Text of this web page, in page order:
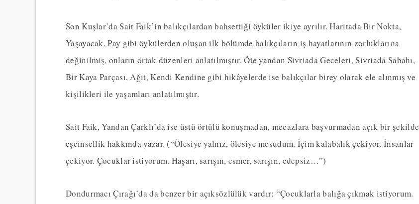
Son Kuşlar’da Sait Faik’in balıkçılardan bahsettiği öyküler ikiye ayrılır. Haritada Bir Nokta,
Yaşayacak, Pay gibi öykülerden oluşan ilk bölümde balıkçıların iş hayatlarının zorluklarına
değinilmiş, onların ortak düzenleri anlatılmıştır. Öte yandan Sivriada Geceleri, Sivriada Sabahı,
Bir Kaya Parçası, Ağıt, Kendi Kendine gibi hikâyelerde ise balıkçılar birey olarak ele alınmış ve
kişilikleri ile yaşamları anlatılmıştır.
Sait Faik, Yandan Çarklı’da ise üstü örtülü konuşmadan, mecazlara başvurmadan açık bir şekilde
eşcinsellik hakkında yazar. (“Ölesiye yalnız, ölesiye mesudum. İçim kalabalık çekiyor. İnsanlar
çekiyor. Çocuklar istiyorum. Haşarı, sarışın, esmer, sarışın, edepsiz…”)
Dondurmacı Çırağı’da da benzer bir açıksözlülük vardır: “Çocuklarla balığa çıkmak istiyorum.